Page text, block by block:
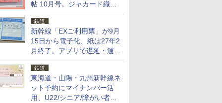
帖 10月号。ジャカード織の
北欧猫デザイン
鉄道
新幹線「EXご利用票」が9月
15日から電子化、紙は27年2
月終了。アプリで遅延・運休
も確認可能に
鉄道
東海道・山陽・九州新幹線ネ
ット予約にマイナンバー活
用、U22/シニア/障がい者割